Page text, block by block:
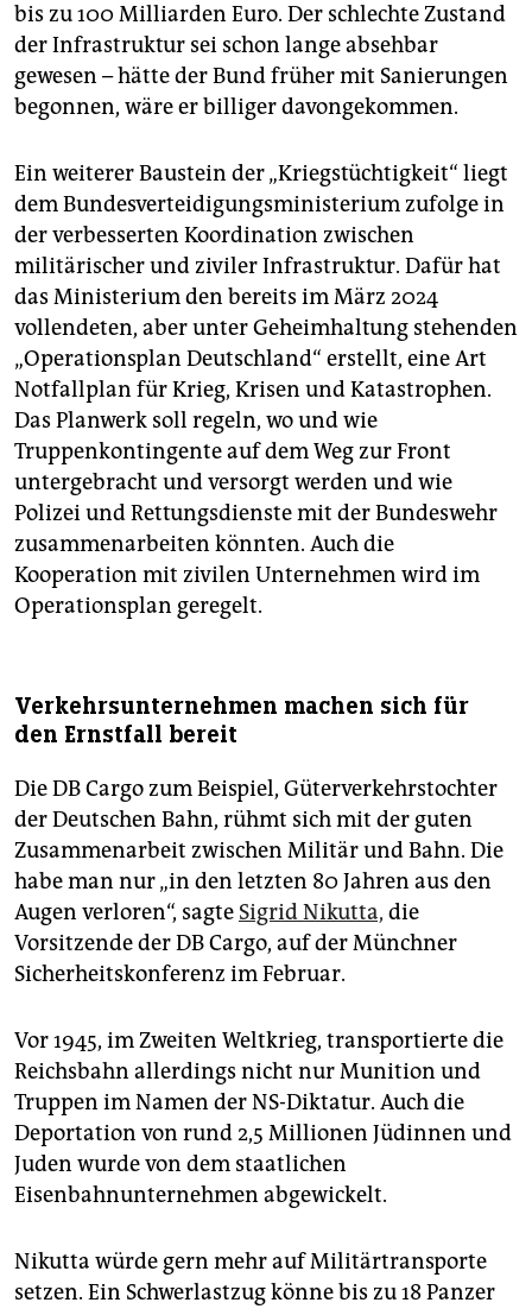
bis zu 100 Mil­liarden Euro. Der schlechte Zustand
der ­Infrastruktur sei schon lange absehbar
gewesen – hätte der Bund früher mit Sanierungen
begonnen, wäre er billiger ­davongekommen.
Ein weiterer Baustein der „Kriegstüchtigkeit“ liegt
dem Bundesverteidigungsministerium zufolge in
der verbesserten Koordination zwischen
militärischer und ziviler Infrastruktur. Dafür hat
das Ministerium den bereits im März 2024
vollendeten, aber unter Geheimhaltung stehenden
„Opera­tions­plan Deutschland“ erstellt, eine Art
Notfallplan für Krieg, Krisen und Katastrophen.
Das Planwerk soll regeln, wo und wie
Truppenkontingente auf dem Weg zur Front
untergebracht und versorgt werden und wie
Polizei und Rettungsdienste mit der Bundeswehr
zusammenarbeiten könnten. Auch die
Kooperation mit zivilen Unternehmen wird im
Operationsplan geregelt.
Verkehrsunternehmen machen sich für
den Ernstfall bereit
Die DB Cargo zum Beispiel, Güterverkehrstochter
der Deutschen Bahn, rühmt sich mit der guten
Zusammenarbeit zwischen Militär und Bahn. Die
habe man nur „in den letzten 80 Jahren aus den
Augen verloren“, sagte Sigrid Nikutta, die
Vorsitzende der DB Cargo, auf der Münchner
Sicherheitskonferenz im Februar.
Vor 1945, im Zweiten Weltkrieg, transportierte die
Reichsbahn allerdings nicht nur Munition und
Truppen im Namen der NS-Diktatur. Auch die
Deportation von rund 2,5 Millionen Jüdinnen und
Juden wurde von dem staatlichen
Eisenbahnunternehmen abgewickelt.
Nikutta würde gern mehr auf Militärtransporte
setzen. Ein Schwerlastzug könne bis zu 18 Panzer